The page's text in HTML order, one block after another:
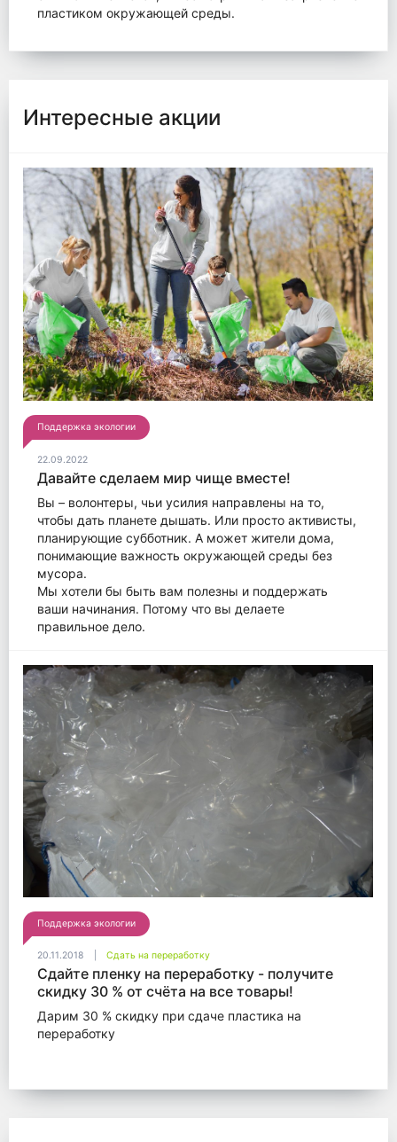
пластиком окружающей среды.
Интересные акции
Поддержка экологии
22.09.2022
Давайте сделаем мир чище вместе!
Вы – волонтеры, чьи усилия направлены на то,
чтобы дать планете дышать. Или просто активисты,
планирующие субботник. А может жители дома,
понимающие важность окружающей среды без
мусора.
Мы хотели бы быть вам полезны и поддержать
ваши начинания. Потому что вы делаете
правильное дело.
Поддержка экологии
20.11.2018 Сдать на переработку
Сдайте пленку на переработку - получите
скидку 30 % от счёта на все товары!
Дарим 30 % скидку при сдаче пластика на
переработку